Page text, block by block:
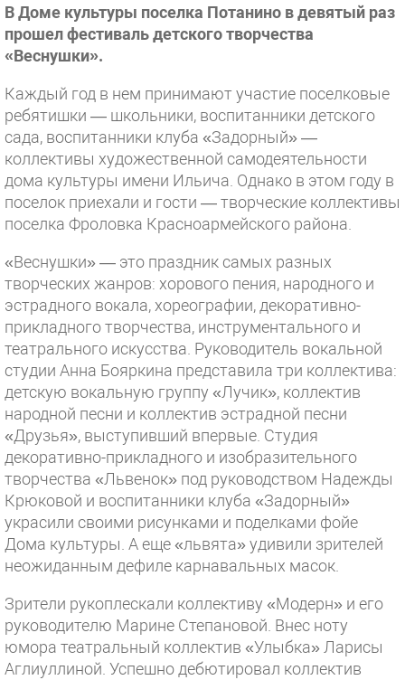
В Доме культуры поселка Потанино в девятый раз
прошел фестиваль детского творчества
«Веснушки».
Каждый год в нем принимают участие поселковые
ребятишки — школьники, воспитанники детского
сада, воспитанники клуба «Задорный» —
коллективы художественной самодеятельности
дома культуры имени Ильича. Однако в этом году в
поселок приехали и гости — творческие коллективы
поселка Фроловка Красноармейского района.
«Веснушки» — это праздник самых разных
творческих жанров: хорового пения, народного и
эстрадного вокала, хореографии, декоративно-
прикладного творчества, инструментального и
театрального искусства. Руководитель вокальной
студии Анна Бояркина представила три коллектива:
детскую вокальную группу «Лучик», коллектив
народной песни и коллектив эстрадной песни
«Друзья», выступивший впервые. Студия
декоративно-прикладного и изобразительного
творчества «Львенок» под руководством Надежды
Крюковой и воспитанники клуба «Задорный»
украсили своими рисунками и поделками фойе
Дома культуры. А еще «львята» удивили зрителей
неожиданным дефиле карнавальных масок.
Зрители рукоплескали коллективу «Модерн» и его
руководителю Марине Степановой. Внес ноту
юмора театральный коллектив «Улыбка» Ларисы
Аглиуллиной. Успешно дебютировал коллектив